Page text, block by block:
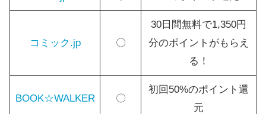
コミック.jp 〇
30日間無料で1,350円
分のポイントがもらえ
る！
BOOK☆WALKER 〇
初回50%のポイント還
元